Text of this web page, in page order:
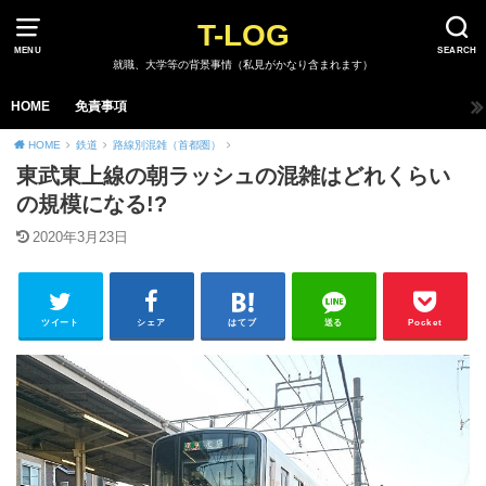
MENU SEARCH
T-LOG
就職、大学等の背景事情（私見がかなり含まれます）
HOME 免責事項
HOME 鉄道 路線別混雑（首都圏）
東武東上線の朝ラッシュの混雑はどれくらい
の規模になる!?
2020年3月23日
ツイート シェア はてブ 送る Pocket